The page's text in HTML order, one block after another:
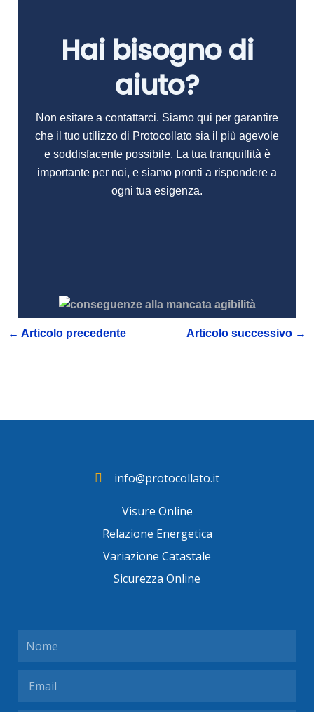
Hai bisogno di
aiuto?
Non esitare a contattarci. Siamo qui per garantire
che il tuo utilizzo di Protocollato sia il più agevole
e soddisfacente possibile. La tua tranquillità è
importante per noi, e siamo pronti a rispondere a
ogni tua esigenza.
← Articolo precedente Articolo successivo →
info@protocollato.it
Visure Online
Relazione Energetica
Variazione Catastale
Sicurezza Online
Nome
Email